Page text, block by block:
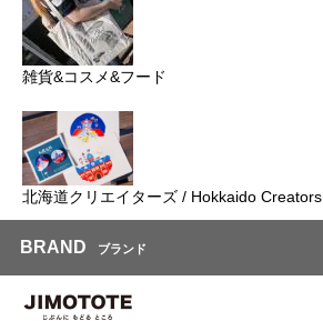
雑貨&コスメ&フード
北海道クリエイターズ / Hokkaido Creators
BRAND ブランド